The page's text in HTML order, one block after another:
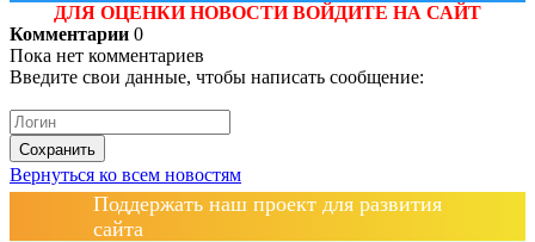
ДЛЯ ОЦЕНКИ НОВОСТИ ВОЙДИТЕ НА САЙТ
Комментарии 0
Пока нет комментариев
Введите свои данные, чтобы написать сообщение:
Сохранить
Вернуться ко всем новостям
Поддержать наш проект для развития
сайта